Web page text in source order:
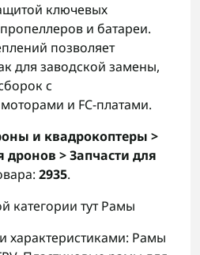
ключевых
и батареи.
позволяет
для заводской замены,
с
и FC-платами.
и квадрокоптеры >
> Запчасти для
2935.
категории тутРамы
характеристиками: Рамы